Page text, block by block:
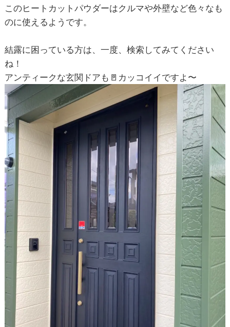
このヒートカットパウダーはクルマや外壁など色々なも
のに使えるようです。
結露に困っている方は、一度、検索してみてください
ね！
アンティークな玄関ドアも🚪カッコイイですよ〜